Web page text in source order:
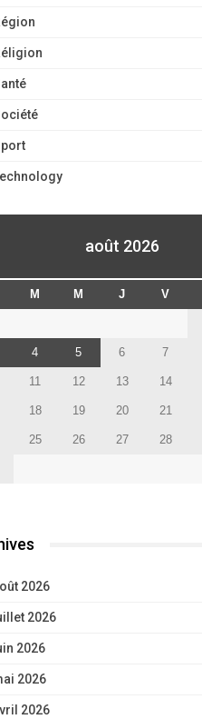
août 2026
M M J V
4 5 6 7
11 12 13 14
18 19 20 21
25 26 27 28
2026
2026
2026
2026
2026